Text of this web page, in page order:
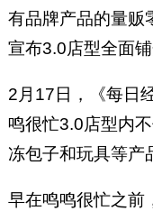
有品牌产品的量贩
宣布3.0店型全面铺
2月17日，《每日
鸣很忙3.0店型内
冻包子和玩具等产
早在鸣鸣很忙之前